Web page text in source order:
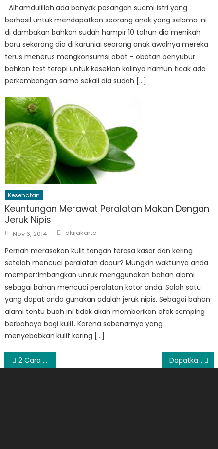
Alhamdulillah ada banyak pasangan suami istri yang
berhasil untuk mendapatkan seorang anak yang selama ini
di dambakan bahkan sudah hampir 10 tahun dia menikah
baru sekarang dia di karuniai seorang anak awalnya mereka
terus menerus mengkonsumsi obat – obatan penyubur
bahkan test terapi untuk kesekian kalinya namun tidak ada
perkembangan sama sekali dia sudah […]
Kesehatan
Keuntungan Merawat Peralatan Makan Dengan
Jeruk Nipis
Posted
on
Nov 6, 2014 Author
dkijakarta
Pernah merasakan kulit tangan terasa kasar dan kering
setelah mencuci peralatan dapur? Mungkin waktunya anda
mempertimbangkan untuk menggunakan bahan alami
sebagai bahan mencuci peralatan kotor anda. Salah satu
yang dapat anda gunakan adalah jeruk nipis. Sebagai bahan
alami tentu buah ini tidak akan memberikan efek samping
berbahaya bagi kulit. Karena sebenarnya yang
menyebabkan kulit kering […]
Post
2 Cara Make Up Untuk Kulit Kering Agar Bertahan Lama Dapatkan Berita Timur Tengah Terbaru dan Terpercaya